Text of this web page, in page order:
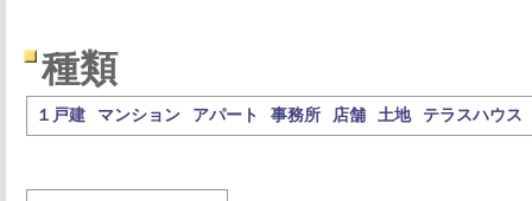
種類
１戸建 マンション アパート 事務所 店舗 土地 テラスハウス